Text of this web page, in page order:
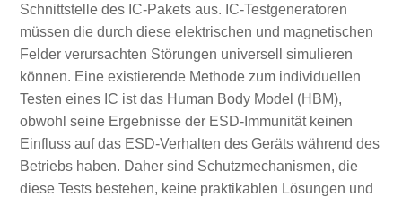
Schnittstelle des IC-Pakets aus. IC-Testgeneratoren
müssen die durch diese elektrischen und magnetischen
Felder verursachten Störungen universell simulieren
können. Eine existierende Methode zum individuellen
Testen eines IC ist das Human Body Model (HBM),
obwohl seine Ergebnisse der ESD-Immunität keinen
Einfluss auf das ESD-Verhalten des Geräts während des
Betriebs haben. Daher sind Schutzmechanismen, die
diese Tests bestehen, keine praktikablen Lösungen und